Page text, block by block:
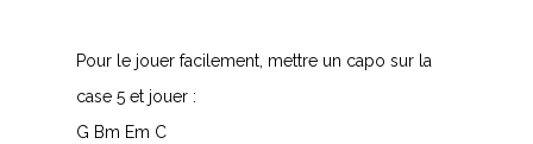
Pour le jouer facilement, mettre un capo sur la
case 5 et jouer :
G Bm Em C